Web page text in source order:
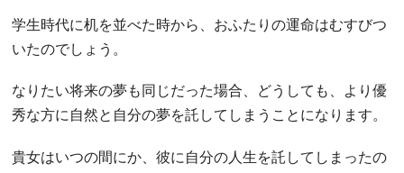
学生時代に机を並べた時から、おふたりの運命はむすびつ
いたのでしょう。
なりたい将来の夢も同じだった場合、どうしても、より優
秀な方に自然と自分の夢を託してしまうことになります。
貴女はいつの間にか、彼に自分の人生を託してしまったの